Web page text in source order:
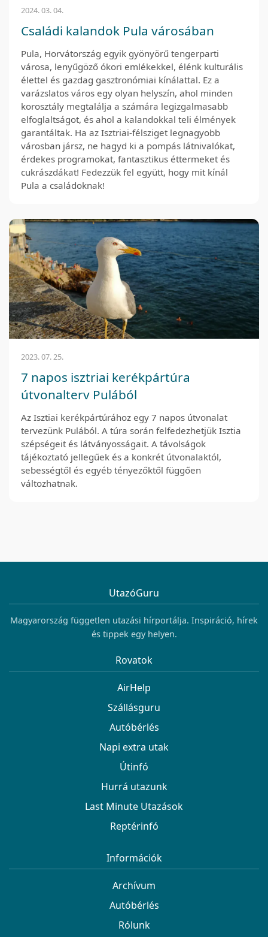
2024. 03. 04.
Családi kalandok Pula városában
Pula, Horvátország egyik gyönyörű tengerparti
városa, lenyűgöző ókori emlékekkel, élénk kulturális
élettel és gazdag gasztronómiai kínálattal. Ez a
varázslatos város egy olyan helyszín, ahol minden
korosztály megtalálja a számára legizgalmasabb
elfoglaltságot, és ahol a kalandokkal teli élmények
garantáltak. Ha az Isztriai-félsziget legnagyobb
városban jársz, ne hagyd ki a pompás látnivalókat,
érdekes programokat, fantasztikus éttermeket és
cukrászdákat! Fedezzük fel együtt, hogy mit kínál
Pula a családoknak!
2023. 07. 25.
7 napos isztriai kerékpártúra
útvonalterv Pulából
Az Isztiai kerékpártúrához egy 7 napos útvonalat
tervezünk Pulából. A túra során felfedezhetjük Isztia
szépségeit és látványosságait. A távolságok
tájékoztató jellegűek és a konkrét útvonalaktól,
sebességtől és egyéb tényezőktől függően
változhatnak.
UtazóGuru
Magyarország független utazási hírportálja. Inspiráció, hírek
és tippek egy helyen.
Rovatok
AirHelp
Szállásguru
Autóbérlés
Napi extra utak
Útinfó
Hurrá utazunk
Last Minute Utazások
Reptérinfó
Információk
Archívum
Autóbérlés
Rólunk